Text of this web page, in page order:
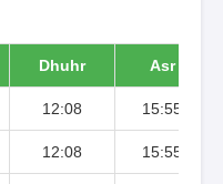
Dhuhr Asr
12:08 15:55
12:08 15:55